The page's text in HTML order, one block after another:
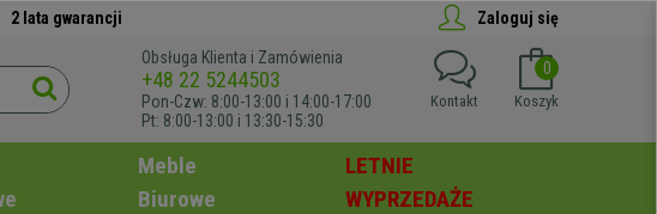
2 lata gwarancji Zaloguj się
Obsługa Klienta i Zamówienia
+48 22 5244503
Pon-Czw: 8:00-13:00 i 14:00-17:00
Pt: 8:00-13:00 i 13:30-15:30
0
Koszyk
Kontakt
Meble
Biurowe
LETNIE
WYPRZEDAŻE